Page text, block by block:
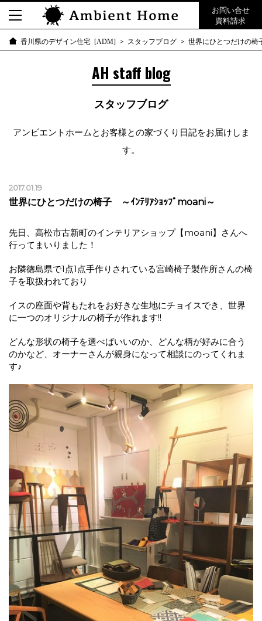
お問い合せ
資料請求
香川県のデザイン住宅 [ADM] スタッフブログ 世界にひとつだけの
AH staff blog
スタッフブログ
アンビエントホームとお客様との家づくり日記をお届けしま
す。
2017.01.19
世界にひとつだけの椅子 ～ｲﾝﾃﾘｱｼｮｯﾌﾟmoani～
先日、高松市古新町のインテリアショップ【moani】さんへ
行ってまいりました！
お隣徳島県で1点1点手作りされている宮崎椅子製作所さんの椅
子を取扱われており
イスの座面や背もたれをお好きな生地にチョイスでき、世界
に一つのオリジナルの椅子が作れます!!
どんな形状の椅子を選べばいいのか、どんな柄が好みに合う
のかなど、オーナーさんが親身になって相談にのってくれま
す♪